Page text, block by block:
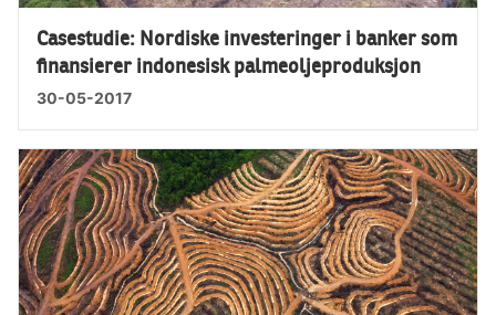
Casestudie: Nordiske investeringer i banker som
finansierer indonesisk palmeoljeproduksjon
30-05-2017